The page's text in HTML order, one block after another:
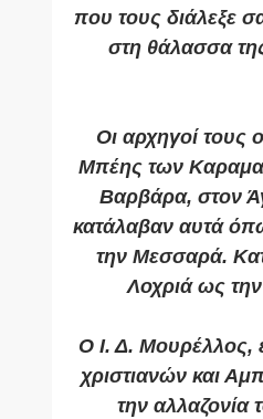
που τους διάλεξε
στη θάλασσα
Οι αρχηγοί τους
Μπέης των
Βαρβάρα, στον
κατάλαβαν αυτά
την Μεσσαρά.
Λοχριά ως
Ο Ι. Δ. Μουρέλλος,
χριστιανών και
την αλλαζονία